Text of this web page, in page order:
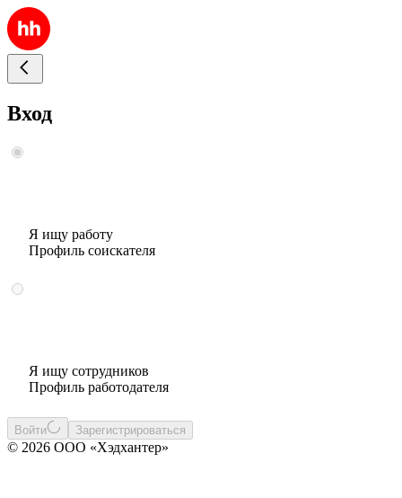
Вход
Я ищу работу
Профиль соискателя
Я ищу сотрудников
Профиль работодателя
Войти Зарегистрироваться
© 2026 ООО «Хэдхантер»